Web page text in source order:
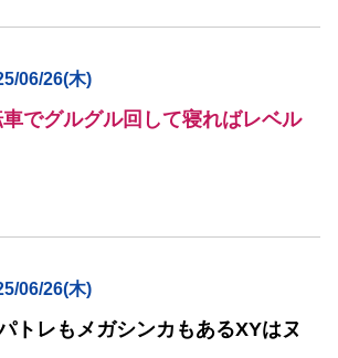
06/26(木)
でグルグル回して寝ればレベル
06/26(木)
トレもメガシンカもあるXYはヌ